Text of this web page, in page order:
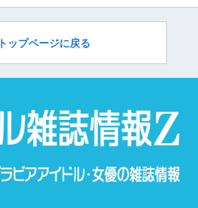
トップページに戻る